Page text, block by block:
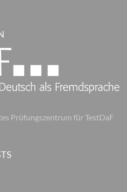
Prüfungszentrum für TestDaF